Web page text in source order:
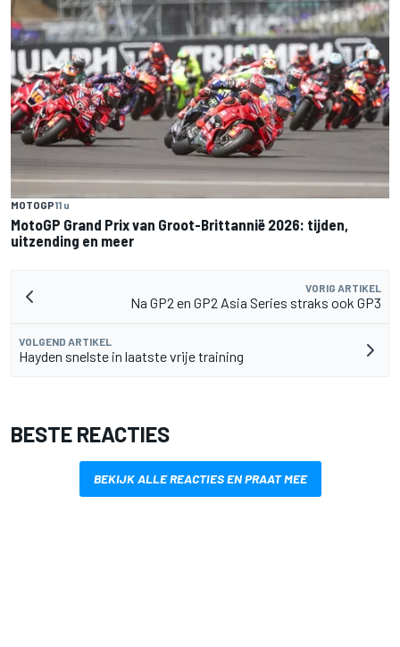
MOTOGP11 u
MotoGP Grand Prix van Groot-Brittannië 2026: tijden,
uitzending en meer
VORIG ARTIKEL
Na GP2 en GP2 Asia Series straks ook GP3
VOLGEND ARTIKEL
Hayden snelste in laatste vrije training
BESTE REACTIES
BEKIJK ALLE REACTIES EN PRAAT MEE